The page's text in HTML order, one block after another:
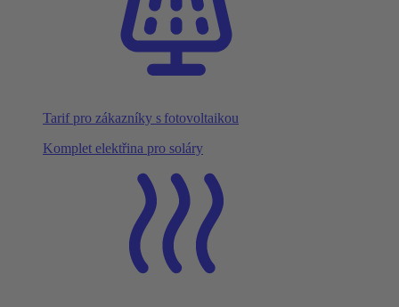
Tarif pro zákazníky s fotovoltaikou
Komplet elektřina pro soláry